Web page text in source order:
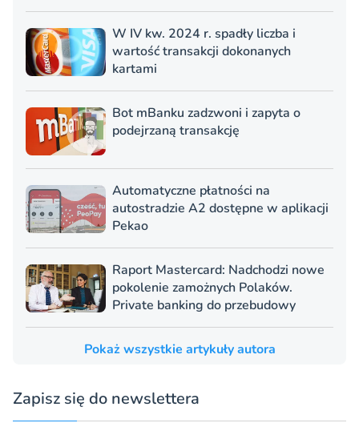
W IV kw. 2024 r. spadły liczba i
wartość transakcji dokonanych
kartami
Bot mBanku zadzwoni i zapyta o
podejrzaną transakcję
Automatyczne płatności na
autostradzie A2 dostępne w aplikacji
Pekao
Raport Mastercard: Nadchodzi nowe
pokolenie zamożnych Polaków.
Private banking do przebudowy
Pokaż wszystkie artykuły autora
Zapisz się do newslettera